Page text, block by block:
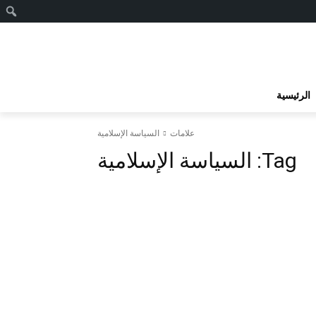
الرئيسية
علامات السياسة الإسلامية
Tag: السياسة الإسلامية